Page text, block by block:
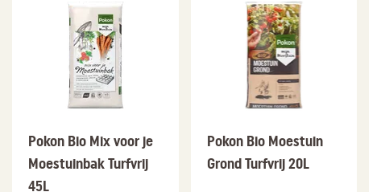
Pokon Bio Mix voor je
Moestuinbak Turfvrij
45L
Pokon Bio Moestuin
Grond Turfvrij 20L